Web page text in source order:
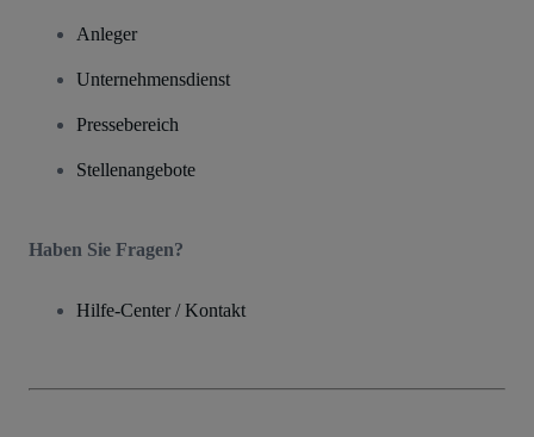
Anleger
Unternehmensdienst
Pressebereich
Stellenangebote
Haben Sie Fragen?
Hilfe-Center / Kontakt